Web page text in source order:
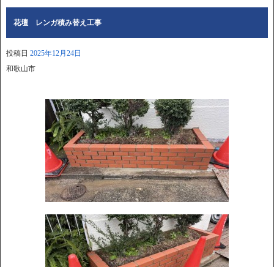
花壇 レンガ積み替え工事
投稿日 2025年12月24日
和歌山市